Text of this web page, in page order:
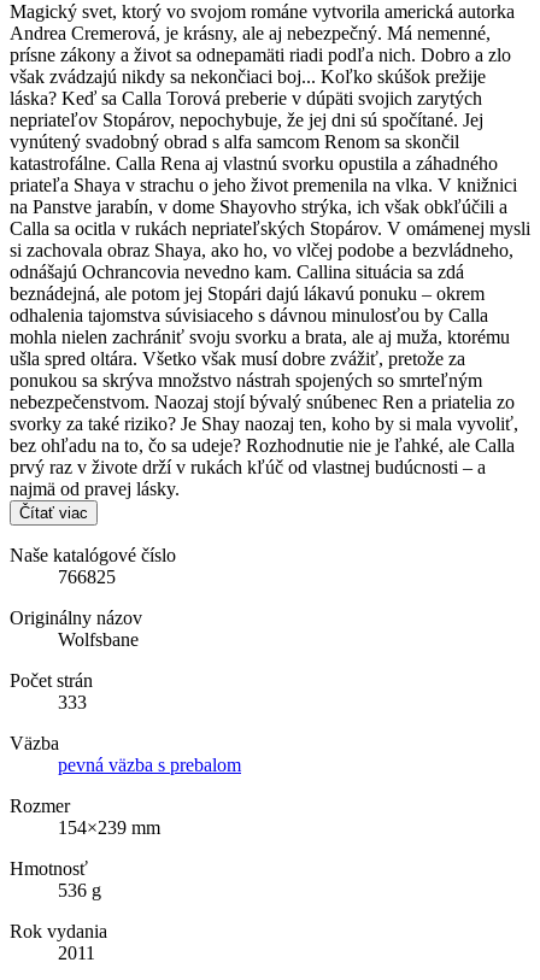
Magický svet, ktorý vo svojom románe vytvorila americká autorka
Andrea Cremerová, je krásny, ale aj nebezpečný. Má nemenné,
prísne zákony a život sa odnepamäti riadi podľa nich. Dobro a zlo
však zvádzajú nikdy sa nekončiaci boj... Koľko skúšok prežije
láska? Keď sa Calla Torová preberie v dúpäti svojich zarytých
nepriateľov Stopárov, nepochybuje, že jej dni sú spočítané. Jej
vynútený svadobný obrad s alfa samcom Renom sa skončil
katastrofálne. Calla Rena aj vlastnú svorku opustila a záhadného
priateľa Shaya v strachu o jeho život premenila na vlka. V knižnici
na Panstve jarabín, v dome Shayovho strýka, ich však obkľúčili a
Calla sa ocitla v rukách nepriateľských Stopárov. V omámenej mysli
si zachovala obraz Shaya, ako ho, vo vlčej podobe a bezvládneho,
odnášajú Ochrancovia nevedno kam. Callina situácia sa zdá
beznádejná, ale potom jej Stopári dajú lákavú ponuku – okrem
odhalenia tajomstva súvisiaceho s dávnou minulosťou by Calla
mohla nielen zachrániť svoju svorku a brata, ale aj muža, ktorému
ušla spred oltára. Všetko však musí dobre zvážiť, pretože za
ponukou sa skrýva množstvo nástrah spojených so smrteľným
nebezpečenstvom. Naozaj stojí bývalý snúbenec Ren a priatelia zo
svorky za také riziko? Je Shay naozaj ten, koho by si mala vyvoliť,
bez ohľadu na to, čo sa udeje? Rozhodnutie nie je ľahké, ale Calla
prvý raz v živote drží v rukách kľúč od vlastnej budúcnosti – a
najmä od pravej lásky.
Čítať viac
Naše katalógové číslo
766825
Originálny názov
Wolfsbane
Počet strán
333
Väzba
pevná väzba s prebalom
Rozmer
154×239 mm
Hmotnosť
536 g
Rok vydania
2011